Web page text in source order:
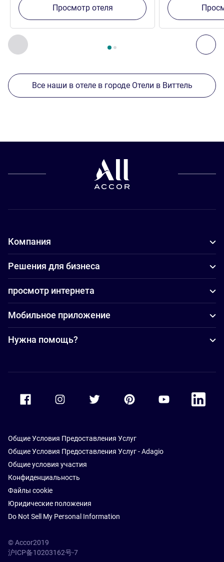
Назад - Другие отели поблизости
Страница , Другие отели поблизости 1 :, Другие
Просмотр отеля
Все наши в отеле в городе Отели в Виттель
Компания
Решения для бизнеса
просмотр интернета
Мобильное приложение
Нужна помощь?
Accor Facebook Accor TwitterAccor PinterestAccor Youtube
Accor
Общие Условия Предоставления Услуг
Общие Условия Предоставления Услуг - Adagio
Общие условия участия
Конфиденциальность
Файлы cookie
Юридические положения
Do Not Sell My Personal Information
© Accor2019
沪ICP备10203162号-7